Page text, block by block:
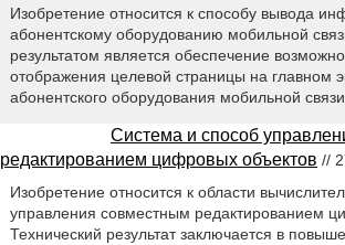
Изобретение относится к способу вывода
абонентскому оборудованию мобильной
результатом является обеспечение
отображения целевой страницы на главном
абонентского оборудования мобильной
Система и способ
редактированием цифровых объектов //
Изобретение относится к области
управления совместным редактированием
Технический результат заключается в